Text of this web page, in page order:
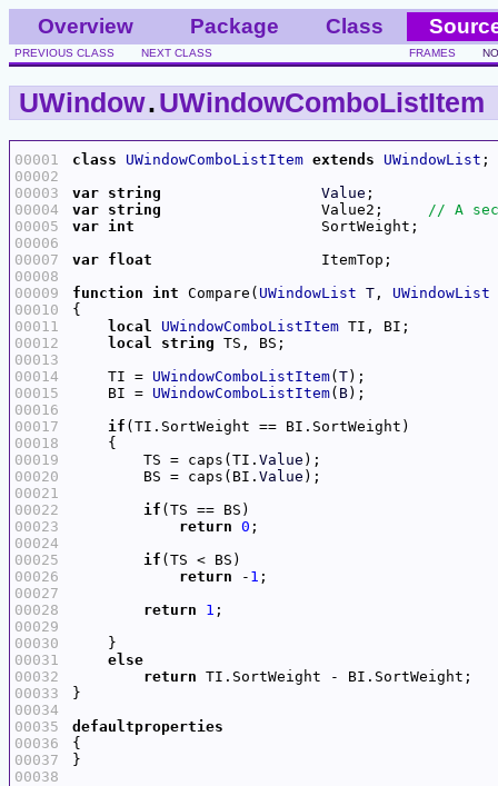
Overview Package Class
PREVIOUS CLASS NEXT CLASS FRAMES
UWindow.UWindowComboListItem
00001
00002
00003
00004
00005
00006
00007
00008
00009
00010
00011
00012
00013
00014
00015
00016
00017
00018
00019
00020
00021
00022
00023
00024
00025
00026
00027
00028
00029
00030
00031
00032
00033
00034
00035
00036
00037
00038
class UWindowComboListItem extends UWindowList
var string Value
var string
                  Value2;
var int
var float
function
int Compare( UWindowList T , UWindowList
local
UWindowComboListItem
local
string
    TI =
UWindowComboListItem( T
    BI =
UWindowComboListItem( B
if
        TS = caps(TI.
Value
        BS = caps(BI.
Value
if
return 0
if
return - 1
return
1
else
return
defaultproperties